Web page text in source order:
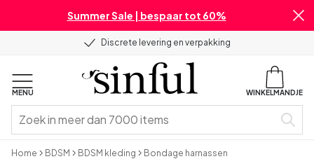
Summer Sale | bespaar tot 60%
Discrete levering en verpakking
MENU WINKELMANDJE
Home BDSM BDSM kleding Bondage harnassen